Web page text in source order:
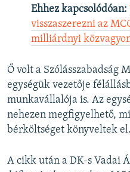
Ehhez kapcsolódóan:
visszaszerezni az
milliárdnyi
Ő volt a Szólásszabadság
egységük vezetője
munkavállalója is. Az
nehezen megfigyelhető,
bérköltséget könyveltek el.
A cikk után a DK-s Vadai